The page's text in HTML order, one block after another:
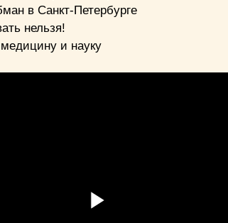
в Санкт-Петербурге
нельзя!
и науку